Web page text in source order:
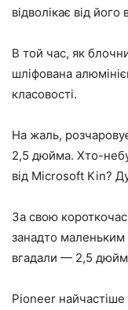
відволікає від
В той час, як
шліфована
класовості.
На жаль,
2,5 дюйма. Хто-
від Microsoft Kin?
За свою
занадто
вгадали — 2,5
Pioneer